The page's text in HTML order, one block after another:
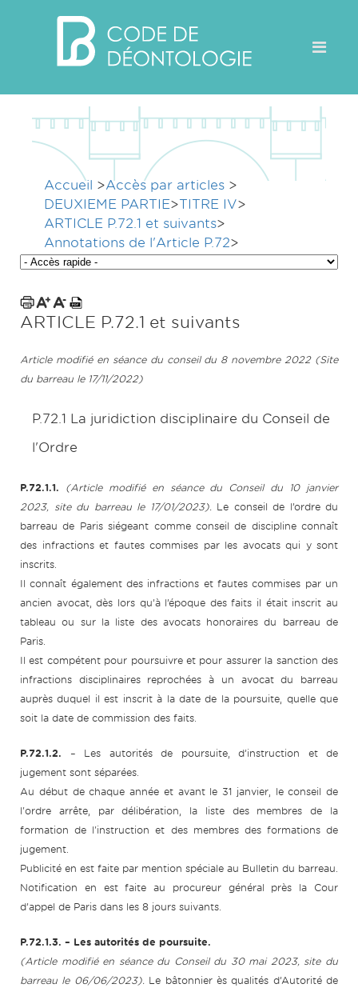
Accueil >Accès par articles >
DEUXIEME PARTIE>TITRE IV>
ARTICLE P.72.1 et suivants>
Annotations de l'Article P.72>
ARTICLE P.72.1 et suivants
Article modifié en séance du conseil du 8 novembre 2022 (Site
du barreau le 17/11/2022)
P.72.1 La juridiction disciplinaire du Conseil de
l'Ordre
P.72.1.1.
(Article modifié en séance du Conseil du 10 janvier
2023, site du barreau le 17/01/2023).Le conseil de l’ordre du
barreau de Paris siégeant comme conseil de discipline connaît
des infractions et fautes commises par les avocats qui y sont
inscrits.
Il connaît également des infractions et fautes commises par un
ancien avocat, dès lors qu’à l’époque des faits il était inscrit au
tableau ou sur la liste des avocats honoraires du barreau de
Paris.
Il est compétent pour poursuivre et pour assurer la sanction des
infractions disciplinaires reprochées à un avocat du barreau
auprès duquel il est inscrit à la date de la poursuite, quelle que
soit la date de commission des faits.
P.72.1.2. – Les autorités de poursuite, d’instruction et de
jugement sont séparées.
Au début de chaque année et avant le 31 janvier, le conseil de
l'ordre arrête, par délibération, la liste des membres de la
formation de l'instruction et des membres des formations de
jugement.
Publicité en est faite par mention spéciale au Bulletin du barreau.
Notification en est faite au procureur général près la Cour
d’appel de Paris dans les 8 jours suivants.
P.72.1.3. – Les autorités de poursuite.
(Article modifié en séance du Conseil du 30 mai 2023, site du
barreau le 06/06/2023). Le bâtonnier ès qualités d’Autorité de